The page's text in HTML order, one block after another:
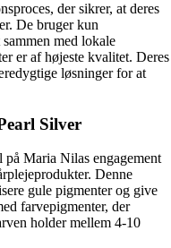
der sikrer, at deres
De bruger kun
med lokale
er af højeste kvalitet. Deres
løsninger for at
Silver
på Maria Nilas engagement
Denne
gule pigmenter og give
farvepigmenter, der
holder mellem 4-10